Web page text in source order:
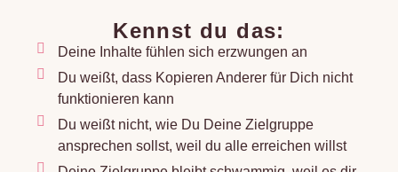
Kennst du das:
Deine Inhalte fühlen sich erzwungen an
Du weißt, dass Kopieren Anderer für Dich nicht
funktionieren kann
Du weißt nicht, wie Du Deine Zielgruppe
ansprechen sollst, weil du alle erreichen willst